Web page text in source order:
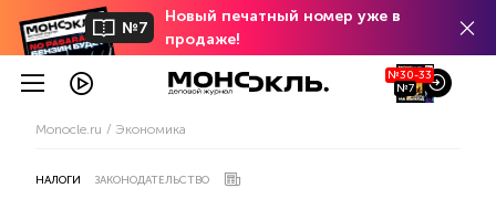
№7
Новый печатный номер уже в
продаже!
№30-33
№7
Monocle.ru Экономика
НАЛОГИ ЗАКОНОДАТЕЛЬСТВО